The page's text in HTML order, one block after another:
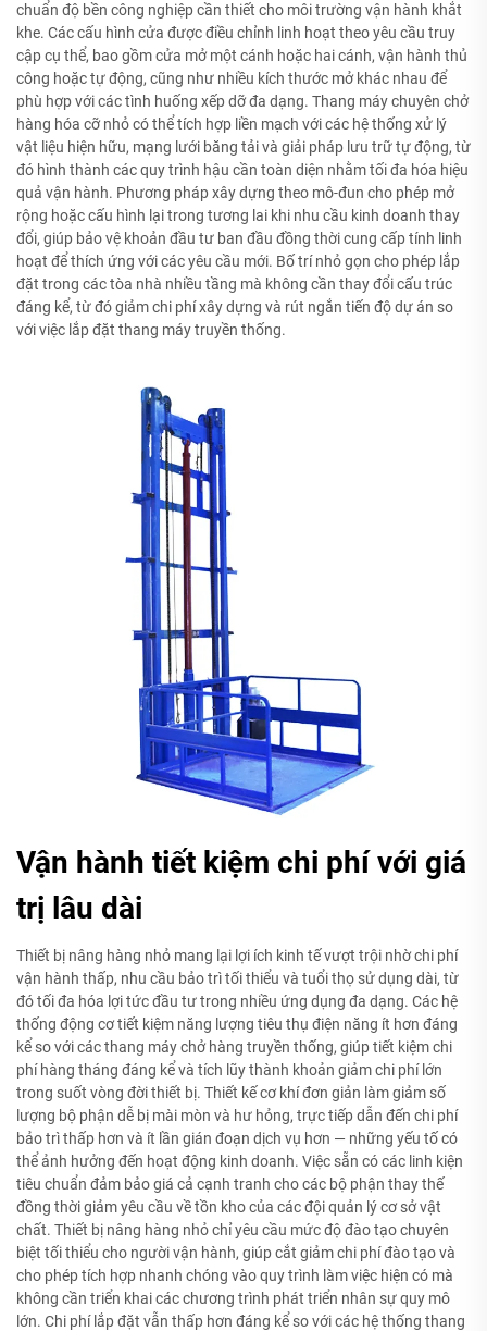
chuẩn độ bền công nghiệp cần thiết cho môi trường vận hành khắt
khe. Các cấu hình cửa được điều chỉnh linh hoạt theo yêu cầu truy
cập cụ thể, bao gồm cửa mở một cánh hoặc hai cánh, vận hành thủ
công hoặc tự động, cũng như nhiều kích thước mở khác nhau để
phù hợp với các tình huống xếp dỡ đa dạng. Thang máy chuyên chở
hàng hóa cỡ nhỏ có thể tích hợp liền mạch với các hệ thống xử lý
vật liệu hiện hữu, mạng lưới băng tải và giải pháp lưu trữ tự động, từ
đó hình thành các quy trình hậu cần toàn diện nhằm tối đa hóa hiệu
quả vận hành. Phương pháp xây dựng theo mô-đun cho phép mở
rộng hoặc cấu hình lại trong tương lai khi nhu cầu kinh doanh thay
đổi, giúp bảo vệ khoản đầu tư ban đầu đồng thời cung cấp tính linh
hoạt để thích ứng với các yêu cầu mới. Bố trí nhỏ gọn cho phép lắp
đặt trong các tòa nhà nhiều tầng mà không cần thay đổi cấu trúc
đáng kể, từ đó giảm chi phí xây dựng và rút ngắn tiến độ dự án so
với việc lắp đặt thang máy truyền thống.
Vận hành tiết kiệm chi phí với giá
trị lâu dài
Thiết bị nâng hàng nhỏ mang lại lợi ích kinh tế vượt trội nhờ chi phí
vận hành thấp, nhu cầu bảo trì tối thiểu và tuổi thọ sử dụng dài, từ
đó tối đa hóa lợi tức đầu tư trong nhiều ứng dụng đa dạng. Các hệ
thống động cơ tiết kiệm năng lượng tiêu thụ điện năng ít hơn đáng
kể so với các thang máy chở hàng truyền thống, giúp tiết kiệm chi
phí hàng tháng đáng kể và tích lũy thành khoản giảm chi phí lớn
trong suốt vòng đời thiết bị. Thiết kế cơ khí đơn giản làm giảm số
lượng bộ phận dễ bị mài mòn và hư hỏng, trực tiếp dẫn đến chi phí
bảo trì thấp hơn và ít lần gián đoạn dịch vụ hơn — những yếu tố có
thể ảnh hưởng đến hoạt động kinh doanh. Việc sẵn có các linh kiện
tiêu chuẩn đảm bảo giá cả cạnh tranh cho các bộ phận thay thế
đồng thời giảm yêu cầu về tồn kho của các đội quản lý cơ sở vật
chất. Thiết bị nâng hàng nhỏ chỉ yêu cầu mức độ đào tạo chuyên
biệt tối thiểu cho người vận hành, giúp cắt giảm chi phí đào tạo và
cho phép tích hợp nhanh chóng vào quy trình làm việc hiện có mà
không cần triển khai các chương trình phát triển nhân sự quy mô
lớn. Chi phí lắp đặt vẫn thấp hơn đáng kể so với các hệ thống thang